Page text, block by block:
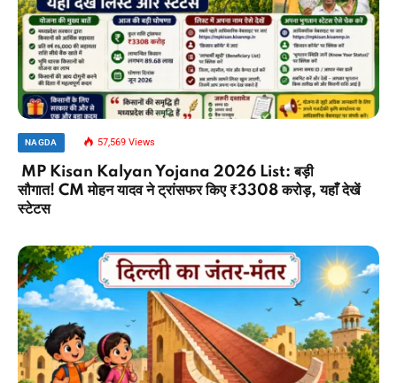
NAGDA 57,569 Views
MP Kisan Kalyan Yojana 2026 List: बड़ी
सौगात! CM मोहन यादव ने ट्रांसफर किए ₹3308 करोड़, यहाँ देखें
स्टेटस